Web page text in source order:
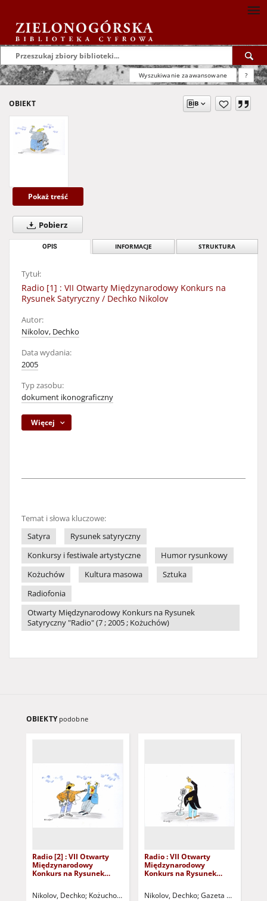
Wyszukiwanie zaawansowane ?
OBIEKT
Pokaż treść
Pobierz
OPIS INFORMACJE STRUKTURA
Tytuł:
Radio [1] : VII Otwarty Międzynarodowy Konkurs na
Rysunek Satyryczny / Dechko Nikolov
Autor:
Nikolov, Dechko
Data wydania:
2005
Typ zasobu:
dokument ikonograficzny
Więcej
Temat i słowa kluczowe:
Satyra
Rysunek satyryczny
Konkursy i festiwale artystyczne
Humor rysunkowy
Kożuchów
Kultura masowa
Sztuka
Radiofonia
Otwarty Międzynarodowy Konkurs na Rysunek
Satyryczny "Radio" (7 ; 2005 ; Kożuchów)
OBIEKTY podobne
Radio [2] : VII Otwarty
Międzynarodowy
Konkurs na Rysunek
Nikolov, Dechko Kożuchowski Ośrodek Kultury i Sportu "Zamek"
Radio : VII Otwarty
Międzynarodowy
Konkurs na Rysunek
Nikolov, Dechko Gazeta Lubuska